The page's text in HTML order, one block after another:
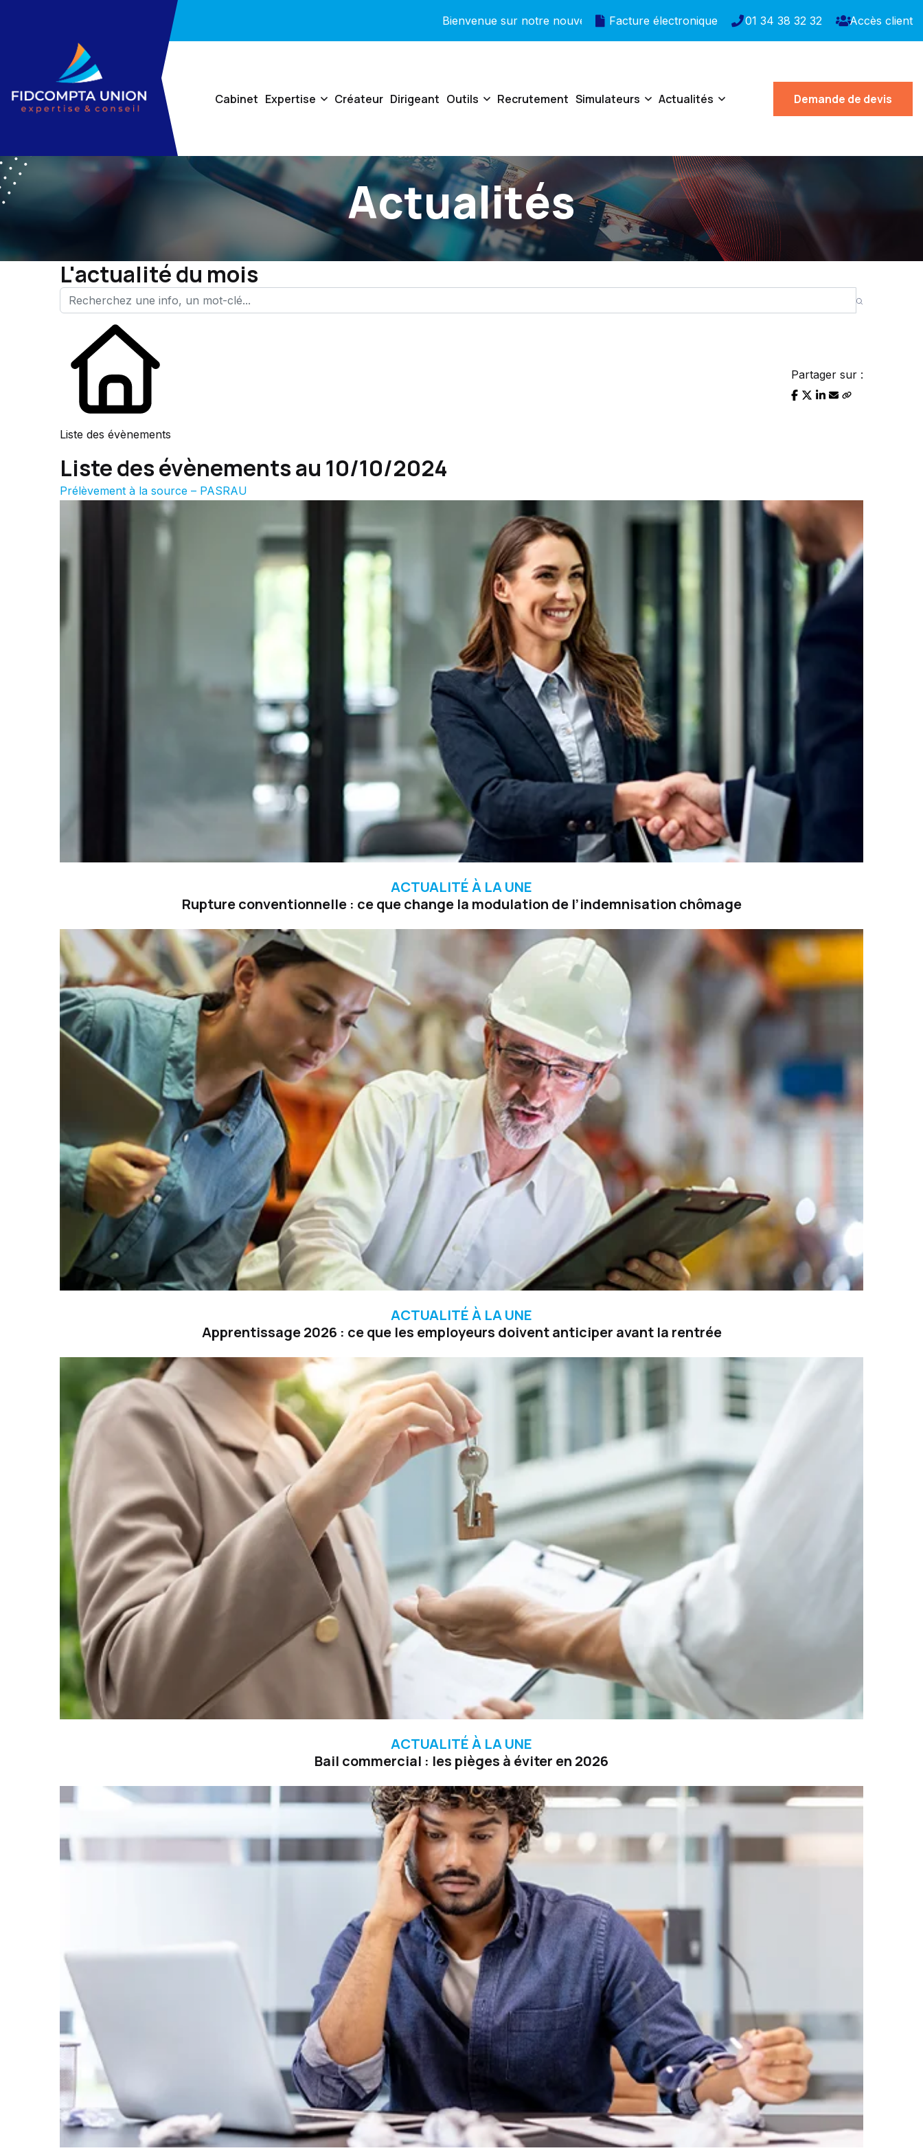
Bienvenue sur notre nouveau site ! Facture électronique 01 34 38 32 32 Accès client
Cabinet Expertise Créateur Dirigeant Outils Recrutement Simulateurs Actualités Demande de devis
Actualités
L'actualité du mois
Liste des évènements
Partager sur :
Liste des évènements au 10/10/2024
Prélèvement à la source – PASRAU
ACTUALITÉ À LA UNE
Rupture conventionnelle : ce que change la modulation de l’indemnisation chômage
ACTUALITÉ À LA UNE
Apprentissage 2026 : ce que les employeurs doivent anticiper avant la rentrée
ACTUALITÉ À LA UNE
Bail commercial : les pièges à éviter en 2026